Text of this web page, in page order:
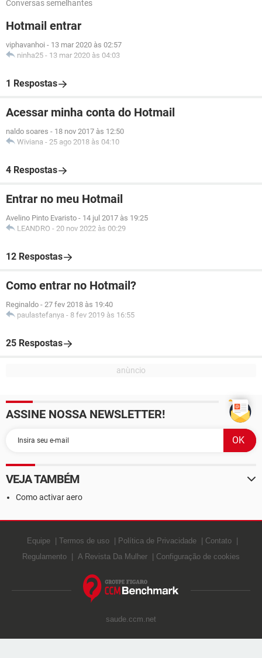
Conversas semelhantes
Hotmail entrar
viphavanhoi - 13 mar 2020 às 02:57
ninha25 - 13 mar 2020 às 04:03
1 Respostas
Acessar minha conta do Hotmail
naldo soares - 18 nov 2017 às 12:50
Wiviana - 25 ago 2018 às 04:10
4 Respostas
Entrar no meu Hotmail
Avelino Pinto Evaristo - 14 jul 2017 às 19:25
LEANDRO - 20 nov 2022 às 00:29
12 Respostas
Como entrar no Hotmail?
Reginaldo - 27 fev 2018 às 19:40
paulastefanya - 8 fev 2019 às 16:55
25 Respostas
ASSINE NOSSA NEWSLETTER!
VEJA TAMBÉM
Como activar aero
Equipe Termos de uso Política de Privacidade
Contato
Regulamento
A Revista Da Mulher Configuração de cookies
saude.ccm.net